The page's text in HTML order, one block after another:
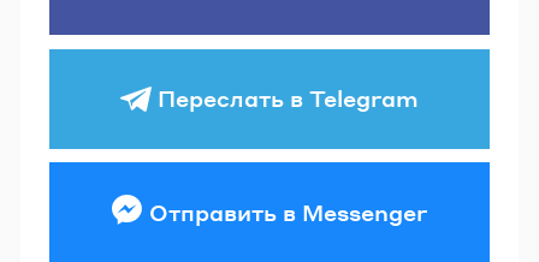
Переслать в Telegram
Отправить в Messenger